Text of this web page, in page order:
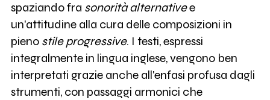
spaziando fra sonorità alternativee
un'attitudine alla cura delle composizioni in
pieno stile progressive. I testi, espressi
integralmente in lingua inglese, vengono ben
interpretati grazie anche all'enfasi profusa dagli
strumenti, con passaggi armonici che